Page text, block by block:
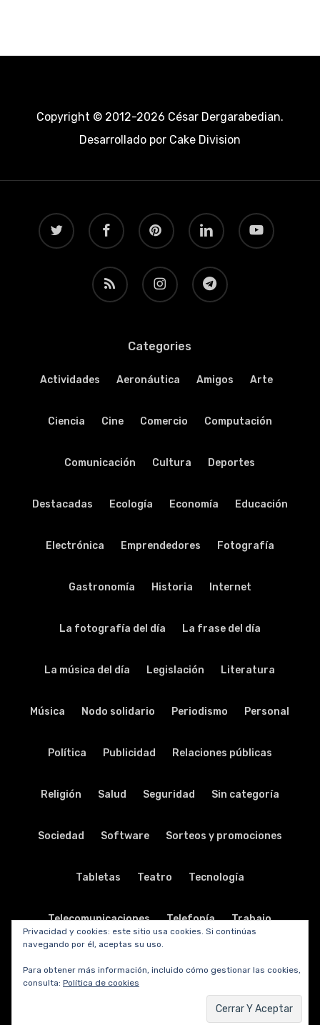
Copyright © 2012-2026 César Dergarabedian.
Desarrollado porCake Division
twitter facebook pinterest linkedin youtube
RSS instagram telegram
Categories
Actividades Aeronáutica Amigos Arte
Ciencia Cine Comercio Computación
Comunicación Cultura Deportes
Destacadas Ecología Economía Educación
Electrónica Emprendedores Fotografía
Gastronomía Historia Internet
La fotografía del día La frase del día
La música del día Legislación Literatura
Música Nodo solidario Periodismo Personal
Política Publicidad Relaciones públicas
Religión Salud Seguridad Sin categoría
Sociedad Software Sorteos y promociones
Tabletas Teatro Tecnología
Telecomunicaciones Telefonía Trabajo
Privacidad y cookies: este sitio usa cookies. Si continúas
navegando por él, aceptas su uso.
Para obtener más información, incluido cómo gestionar las cookies,
consulta: Política de cookies